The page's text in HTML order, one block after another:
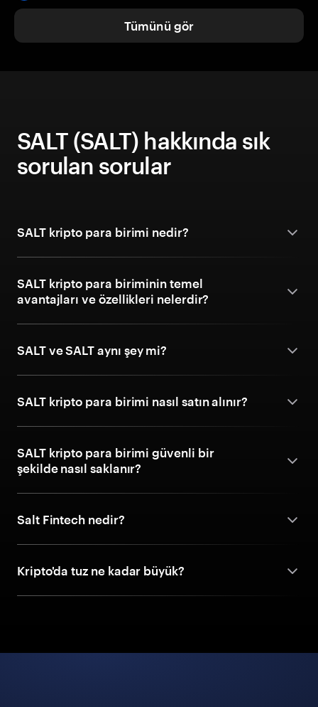
Tümünü gör
SALT (SALT) hakkında sık
sorulan sorular
SALT kripto para birimi nedir?
SALT kripto para biriminin temel
avantajları ve özellikleri nelerdir?
SALT ve SALT aynı şey mi?
SALT kripto para birimi nasıl satın alınır?
SALT kripto para birimi güvenli bir
şekilde nasıl saklanır?
Salt Fintech nedir?
Kripto'da tuz ne kadar büyük?